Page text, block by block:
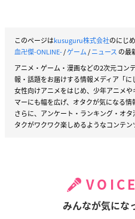
このページはkusuguru株式会社のにじ
血卍傑-ONLINE-/ゲーム/ニュース の最
アニメ・ゲーム・漫画などの2次元コン
報・話題をお届けする情報メディア「に
女性向けアニメをはじめ、少年アニメ
マーにも幅を広げ、オタクが気になる情
さらに、アンケート・ランキング・オ
タクがワクワク楽しめるようなコンテン
みんなが気にな